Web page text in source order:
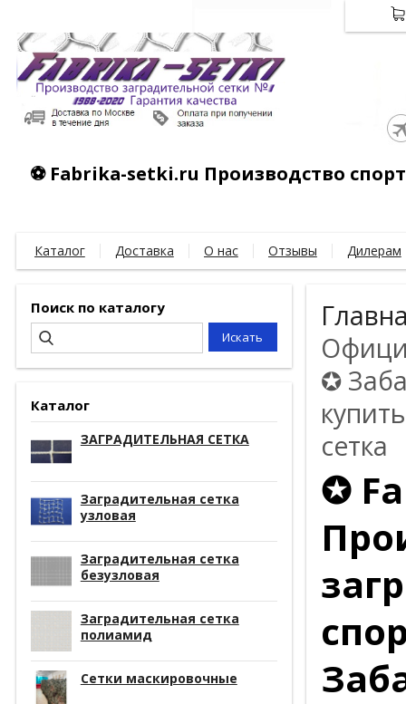
⚽ Fabrika-setki.ru Производство
Каталог Доставка О нас Отзывы Дилерам
Поиск по каталогу
Каталог
ЗАГРАДИТЕЛЬНАЯ СЕТКА
Заградительная сетка
узловая
Заградительная сетка
безузловая
Заградительная сетка
полиамид
Сетки маскировочные
✪
сетка
✪